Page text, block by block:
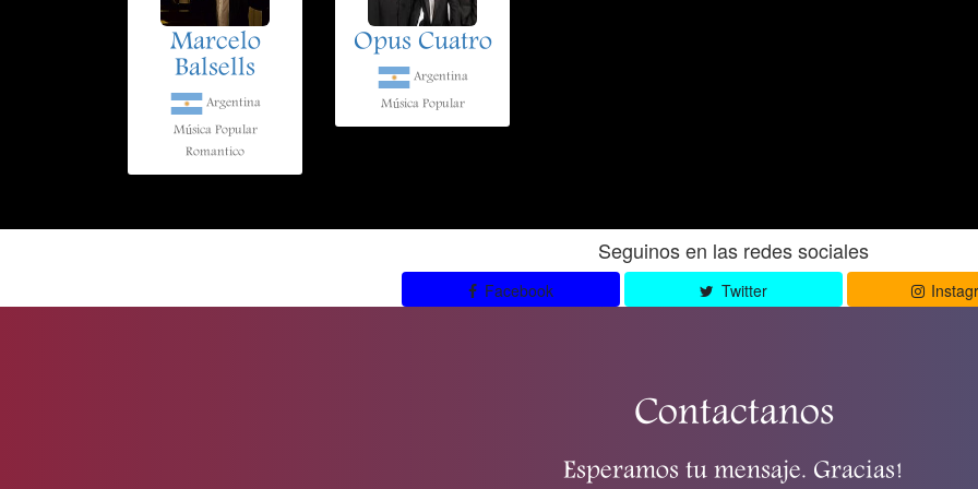
Marcelo
Balsells
Argentina
Música Popular
Romantico
Opus Cuatro
Argentina
Música Popular
Seguinos en las redes sociales
Facebook Twitter
Contactanos
Esperamos tu mensaje. Gracias!